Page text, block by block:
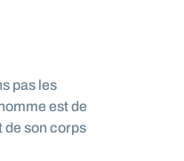
pas les
est de
de son corps